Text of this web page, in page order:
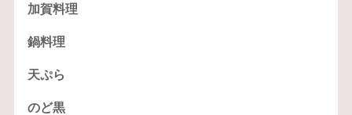
加賀料理
鍋料理
天ぷら
のど黒